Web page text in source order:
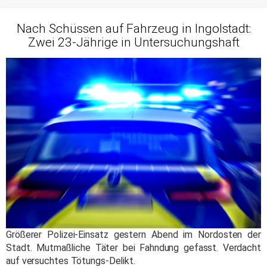
Nach Schüssen auf Fahrzeug in Ingolstadt:
Zwei 23-Jährige in Untersuchungshaft
Größerer Polizei-Einsatz gestern Abend im Nordosten der
Stadt. Mutmaßliche Täter bei Fahndung gefasst. Verdacht
auf versuchtes Tötungs-Delikt.